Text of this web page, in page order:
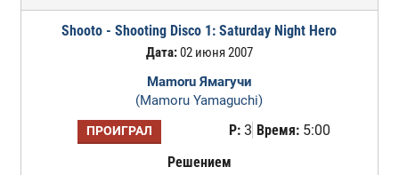
Shooto - Shooting Disco 1: Saturday Night Hero
Дата:02 июня 2007
Mamoru Ямагучи
(Mamoru Yamaguchi)
ПРОИГРАЛ Р:3 Время:5:00
Решением